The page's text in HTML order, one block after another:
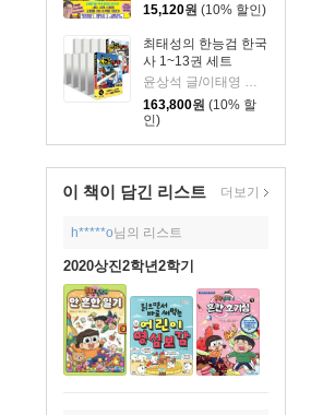
15,120원 (10% 할인)
최태성의 한능검 한국
사 1~13권 세트
163,800원 (10% 할
인)
이 책이 담긴 리스트 더보기
h*****o님의 리스트
2020상진2학년2학기